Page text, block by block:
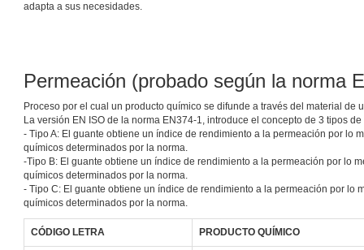
adapta a sus necesidades.
Permeación (probado según la norma
Proceso por el cual un producto químico se difunde a través del material de
La versión EN ISO de la norma EN374-1, introduce el concepto de 3 tipos
- Tipo A: El guante obtiene un índice de rendimiento a la permeación por lo
químicos determinados por la norma.
-Tipo B: El guante obtiene un índice de rendimiento a la permeación por lo
químicos determinados por la norma.
- Tipo C: El guante obtiene un índice de rendimiento a la permeación por
químicos determinados por la norma.
CÓDIGO LETRA PRODUCTO QUÍMICO